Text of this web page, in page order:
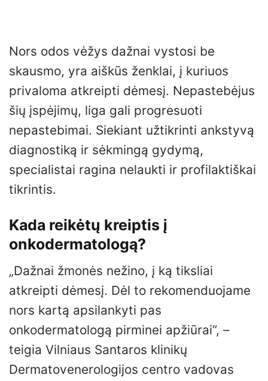
Nors odos vėžys dažnai vystosi be
skausmo, yra aiškūs ženklai, į kuriuos
privaloma atkreipti dėmesį. Nepastebėjus
šių įspėjimų, liga gali progresuoti
nepastebimai. Siekiant užtikrinti ankstyvą
diagnostiką ir sėkmingą gydymą,
specialistai ragina nelaukti ir profilaktiškai
tikrintis.
Kada reikėtų kreiptis į
onkodermatologą?
„Dažnai žmonės nežino, į ką tiksliai
atkreipti dėmesį. Dėl to rekomenduojame
nors kartą apsilankyti pas
onkodermatologą pirminei apžiūrai“, –
teigia Vilniaus Santaros klinikų
Dermatovenerologijos centro vadovas